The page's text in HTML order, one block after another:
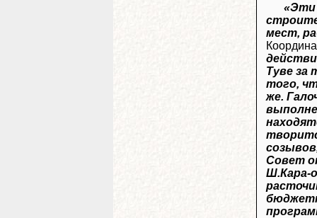
«Эти
мест,
Туве за
того,
же.
Совет
Ш.Кара-